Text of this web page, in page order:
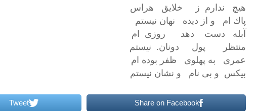
هيچ ندارم ز خلايق هراس
پاك ام و از ديده نهان نيستم
آبله دست دهد روزى ام
منتظر پول دونان. نيستم
عمرى به پهلوى ظفر بوده ام
بيكس و بى نام و نشان نيستم
Share on Facebook
Tweet